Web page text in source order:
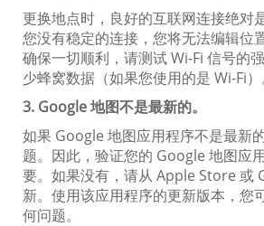
更换地点时，良好的互联网连接绝对
您没有稳定的连接，您将无法编辑位
确保一切顺利，请测试 Wi-Fi 信号的
少蜂窝数据（如果您使用的是 Wi-Fi）
3. Google 地图不是最新的。
如果 Google 地图应用程序不是最新
题。因此，验证您的 Google 地图应
要。如果没有，请从 Apple Store 或
新。使用该应用程序的更新版本，您
何问题。